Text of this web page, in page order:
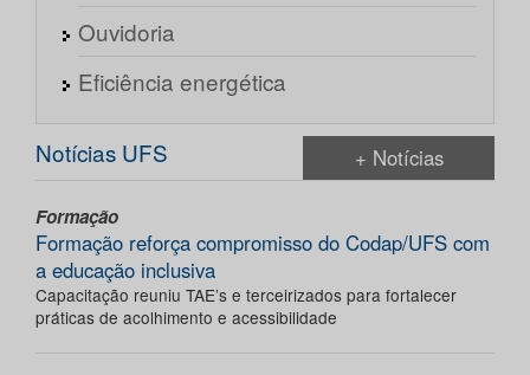
Ouvidoria
Eficiência energética
Notícias UFS + Notícias
Formação
Formação reforça compromisso do Codap/UFS com
a educação inclusiva
Capacitação reuniu TAE’s e terceirizados para fortalecer
práticas de acolhimento e acessibilidade